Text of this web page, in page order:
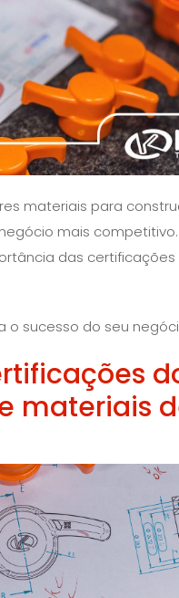
materiais para
mais
das
o sucesso do seu
materiais